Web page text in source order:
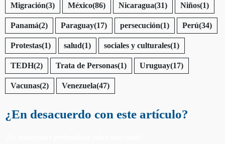
Migración(3) México(86) Nicaragua(31) Niños(1)
Panamá(2) Paraguay(17) persecución(1) Perú(34)
Protestas(1) salud(1) sociales y culturales(1)
TEDH(2) Trata de Personas(1) Uruguay(17)
Vacunas(2) Venezuela(47)
¿En desacuerdo con este artículo?